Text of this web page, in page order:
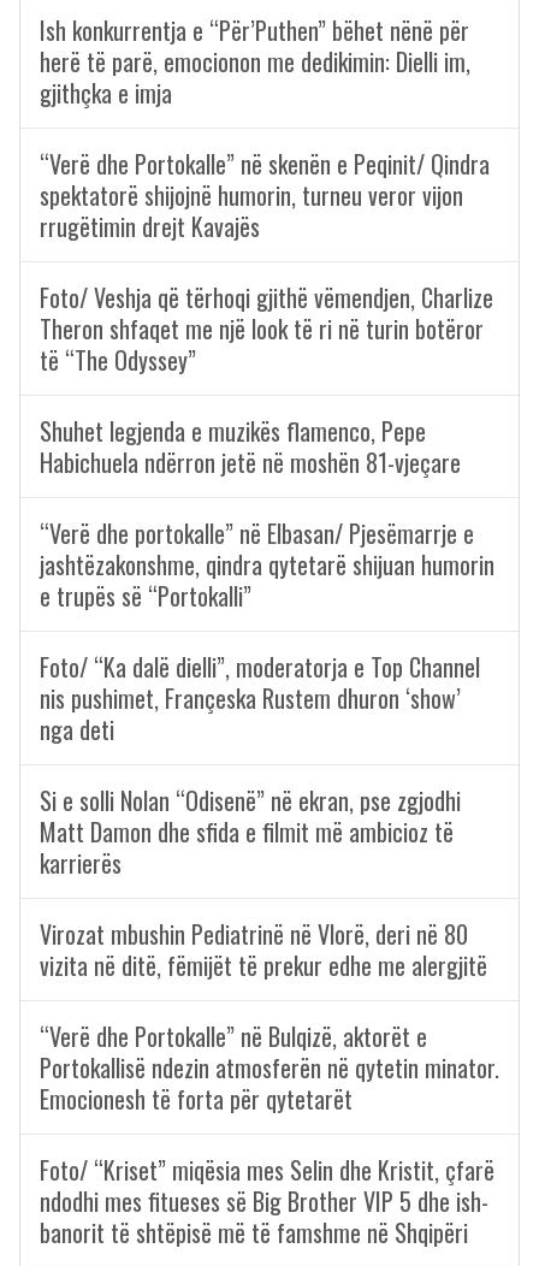
Ish konkurrentja e “Për’Puthen” bëhet nënë për
herë të parë, emocionon me dedikimin: Dielli im,
gjithçka e imja
“Verë dhe Portokalle” në skenën e Peqinit/ Qindra
spektatorë shijojnë humorin, turneu veror vijon
rrugëtimin drejt Kavajës
Foto/ Veshja që tërhoqi gjithë vëmendjen, Charlize
Theron shfaqet me një look të ri në turin botëror
të “The Odyssey”
Shuhet legjenda e muzikës flamenco, Pepe
Habichuela ndërron jetë në moshën 81-vjeçare
“Verë dhe portokalle” në Elbasan/ Pjesëmarrje e
jashtëzakonshme, qindra qytetarë shijuan humorin
e trupës së “Portokalli”
Foto/ “Ka dalë dielli”, moderatorja e Top Channel
nis pushimet, Françeska Rustem dhuron ‘show’
nga deti
Si e solli Nolan “Odisenë” në ekran, pse zgjodhi
Matt Damon dhe sfida e filmit më ambicioz të
karrierës
Virozat mbushin Pediatrinë në Vlorë, deri në 80
vizita në ditë, fëmijët të prekur edhe me alergjitë
“Verë dhe Portokalle” në Bulqizë, aktorët e
Portokallisë ndezin atmosferën në qytetin minator.
Emocionesh të forta për qytetarët
Foto/ “Kriset” miqësia mes Selin dhe Kristit, çfarë
ndodhi mes fitueses së Big Brother VIP 5 dhe ish-
banorit të shtëpisë më të famshme në Shqipëri